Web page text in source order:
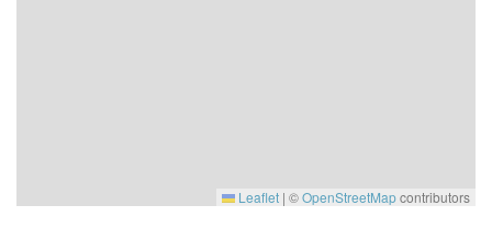
Leaflet | ©OpenStreetMapcontributors